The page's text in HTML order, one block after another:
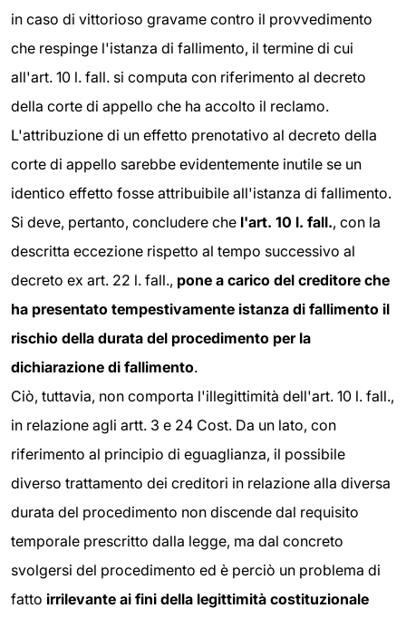
in caso di vittorioso gravame contro il provvedimento
che respinge l'istanza di fallimento, il termine di cui
all'art. 10 l. fall. si computa con riferimento al decreto
della corte di appello che ha accolto il reclamo.
L'attribuzione di un effetto prenotativo al decreto della
corte di appello sarebbe evidentemente inutile se un
identico effetto fosse attribuibile all'istanza di fallimento.
Si deve, pertanto, concludere che l'art. 10 l. fall., con la
descritta eccezione rispetto al tempo successivo al
decreto ex art. 22 l. fall., pone a carico del creditore che
ha presentato tempestivamente istanza di fallimento il
rischio della durata del procedimento per la
dichiarazione di fallimento.
Ciò, tuttavia, non comporta l'illegittimità dell'art. 10 l. fall.,
in relazione agli artt. 3 e 24 Cost. Da un lato, con
riferimento al principio di eguaglianza, il possibile
diverso trattamento dei creditori in relazione alla diversa
durata del procedimento non discende dal requisito
temporale prescritto dalla legge, ma dal concreto
svolgersi del procedimento ed è perciò un problema di
fatto irrilevante ai fini della legittimità costituzionale